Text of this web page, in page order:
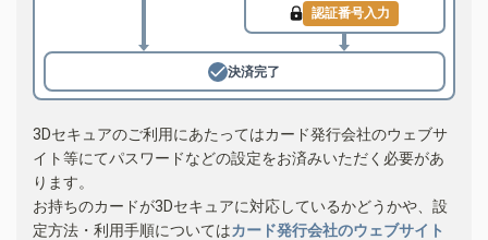
認証番号入力
決済完了
3Dセキュアのご利用にあたってはカード発行会社のウェブサ
イト等にてパスワードなどの設定をお済みいただく必要があ
ります。
お持ちのカードが3Dセキュアに対応しているかどうかや、設
定方法・利用手順についてはカード発行会社のウェブサイト